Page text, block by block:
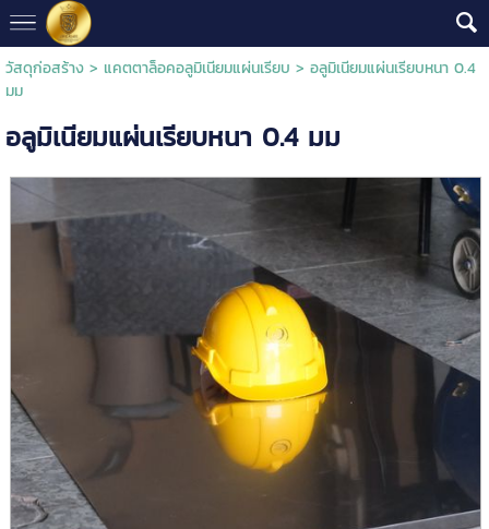
วัสดุก่อสร้าง> แคตตาล็อคอลูมิเนียมแผ่นเรียบ > อลูมิเนียมแผ่นเรียบหนา 0.4
มม
อลูมิเนียมแผ่นเรียบหนา 0.4 มม